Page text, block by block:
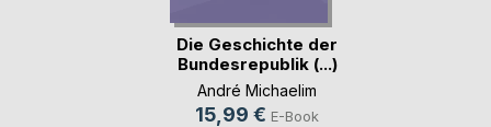
Die Geschichte der
Bundesrepublik (...)
André Michaelim
15,99 € E-Book